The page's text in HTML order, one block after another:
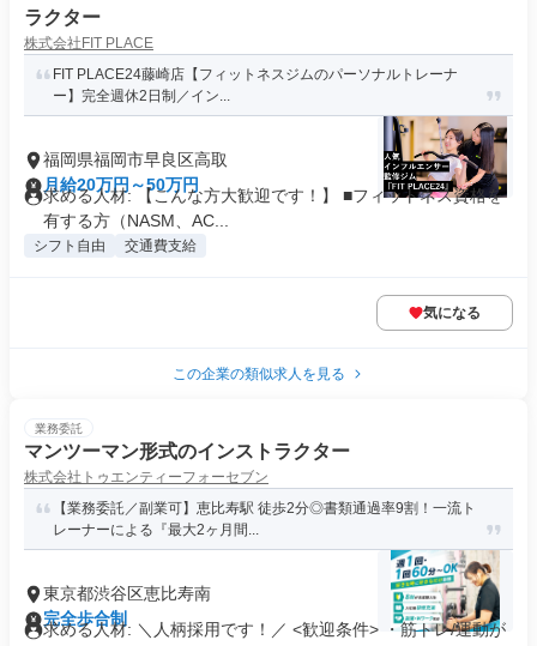
ラクター
株式会社FIT PLACE
FIT PLACE24藤崎店【フィットネスジムのパーソナルトレーナ
ー】完全週休2日制／イン...
福岡県福岡市早良区高取
月給20万円～50万円
求める人材: 【こんな方大歓迎です！】 ■フィットネス資格を
有する方（NASM、AC...
シフト自由 交通費支給
気になる
この企業の類似求人を見る
業務委託
マンツーマン形式のインストラクター
株式会社トゥエンティーフォーセブン
【業務委託／副業可】恵比寿駅 徒歩2分◎書類通過率9割！一流ト
レーナーによる『最大2ヶ月間...
東京都渋谷区恵比寿南
完全歩合制
求める人材: ＼人柄採用です！／ <歓迎条件> ・筋トレ/運動が